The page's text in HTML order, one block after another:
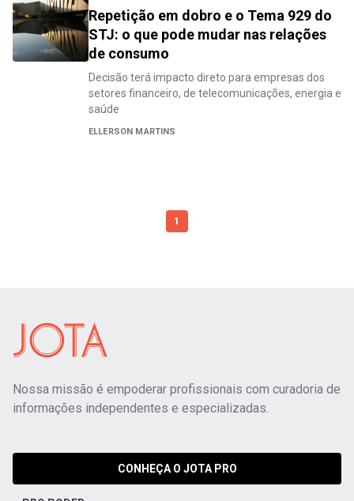
Repetição em dobro e o Tema 929 do
STJ: o que pode mudar nas relações
de consumo
Decisão terá impacto direto para empresas dos
setores financeiro, de telecomunicações, energia e
saúde
ELLERSON MARTINS
1
Nossa missão é empoderar profissionais com curadoria de
informações independentes e especializadas.
CONHEÇA O JOTA PRO